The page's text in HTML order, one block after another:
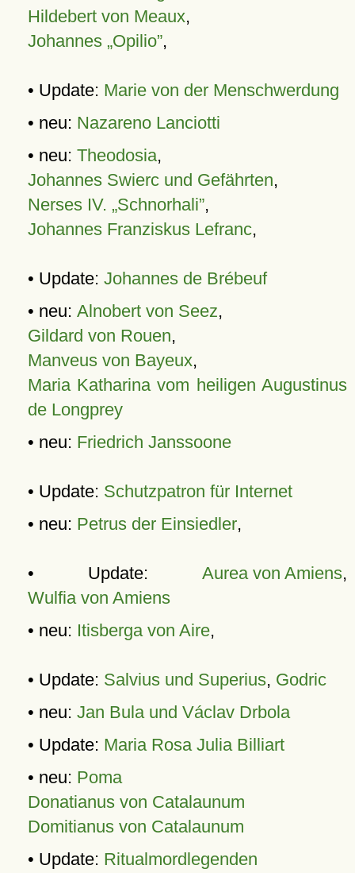
Hildebert von Meaux,
Johannes „Opilio”,
• Update: Marie von der Menschwerdung
• neu: Nazareno Lanciotti
• neu: Theodosia,
Johannes Swierc und Gefährten,
Nerses IV. „Schnorhali”,
Johannes Franziskus Lefranc,
• Update: Johannes de Brébeuf
• neu: Alnobert von Seez,
Gildard von Rouen,
Manveus von Bayeux,
Maria Katharina vom heiligen Augustinus
de Longprey
• neu: Friedrich Janssoone
• Update: Schutzpatron für Internet
• neu: Petrus der Einsiedler,
• Update: Aurea von Amiens,
Wulfia von Amiens
• neu: Itisberga von Aire,
• Update: Salvius und Superius, Godric
• neu: Jan Bula und Václav Drbola
• Update: Maria Rosa Julia Billiart
• neu: Poma
Donatianus von Catalaunum
Domitianus von Catalaunum
• Update: Ritualmordlegenden